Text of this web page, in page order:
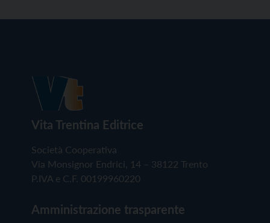
Vita Trentina Editrice
Società Cooperativa
Via Monsignor Endrici, 14 – 38122 Trento
P.IVA e C.F. 00199960220
Amministrazione trasparente